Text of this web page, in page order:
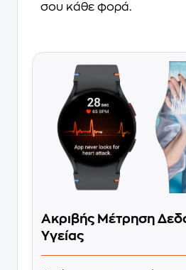
σου κάθε φορά.
Ακριβής Μέτρηση
Υγείας